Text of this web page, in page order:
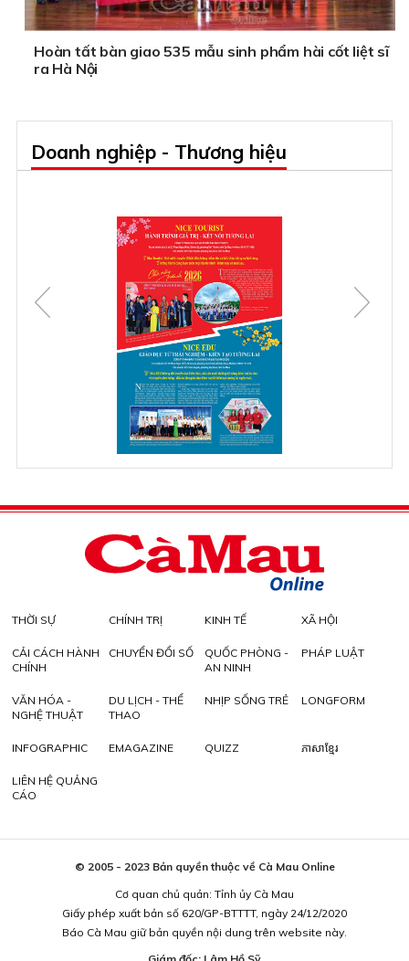
Hoàn tất bàn giao 535 mẫu sinh phẩm hài cốt liệt sĩ
ra Hà Nội
Doanh nghiệp - Thương hiệu
THỜI SỰ CHÍNH TRỊ KINH TẾ XÃ HỘI
CẢI CÁCH HÀNH
CHÍNH
CHUYỂN ĐỔI SỐ
QUỐC PHÒNG -
AN NINH
PHÁP LUẬT
VĂN HÓA -
NGHỆ THUẬT
DU LỊCH - THỂ
THAO
NHỊP SỐNG TRẺ LONGFORM
INFOGRAPHIC EMAGAZINE QUIZZ ភាសាខ្មែរ
LIÊN HỆ QUẢNG
CÁO
© 2005 - 2023 Bản quyền thuộc về Cà Mau Online
Cơ quan chủ quản: Tỉnh ủy Cà Mau
Giấy phép xuất bản số 620/GP-BTTTT, ngày 24/12/2020
Báo Cà Mau giữ bản quyền nội dung trên website này.